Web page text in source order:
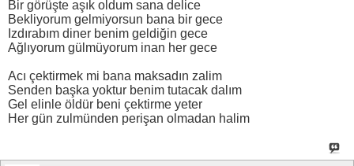
Bir görüşte aşık oldum sana delice
Bekliyorum gelmiyorsun bana bir gece
Izdırabım diner benim geldiğin gece
Ağlıyorum gülmüyorum inan her gece
Acı çektirmek mi bana maksadın zalim
Senden başka yoktur benim tutacak dalım
Gel elinle öldür beni çektirme yeter
Her gün zulmünden perişan olmadan halim